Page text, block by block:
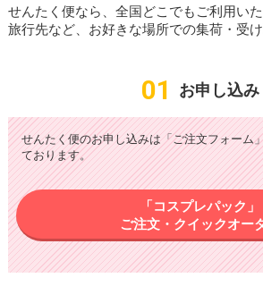
せんたく便なら、全国どこでもご利用い
旅行先など、お好きな場所での集荷・受け
01 お申し込み
せんたく便のお申し込みは「ご注文フォーム
ております。
「コスプレパック」
ご注文・クイックオー